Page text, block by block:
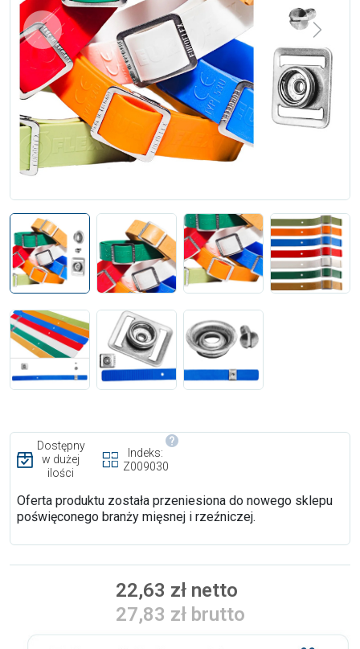
Previous Next
Dostępny
w dużej
ilości
Indeks:
Z009030
Oferta produktu została przeniesiona do nowego sklepu
poświęconego branży mięsnej i rzeźniczej.
22,63 zł netto
27,83 zł brutto